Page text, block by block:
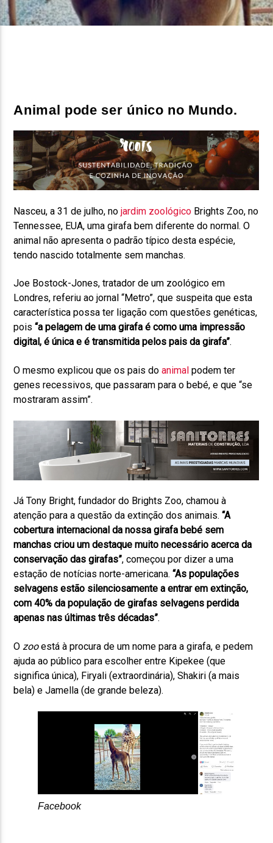
FAIXA ATUAL
ON FM
Animal pode ser único no Mundo.
Nasceu, a 31 de julho, nojardim zoológico Brights Zoo, no
Tennessee, EUA, uma girafa bem diferente do normal. O
animal não apresenta o padrão típico desta espécie,
tendo nascido totalmente sem manchas.
Joe Bostock-Jones, tratador de um zoológico em
Londres, referiu ao jornal “Metro”, que suspeita que esta
característica possa ter ligação com questões genéticas,
pois“a pelagem de uma girafa é como uma impressão
digital, é única e é transmitida pelos pais da girafa”.
O mesmo explicou que os pais doanimalpodem ter
genes recessivos, que passaram para o bebé, e que “se
mostraram assim”.
Já Tony Bright, fundador do Brights Zoo, chamou à
atenção para a questão da extinção dos animais.“A
cobertura internacional da nossa girafa bebé sem
manchas criou um destaque muito necessário acerca da
conservação das girafas”, começou por dizer a uma
estação de notícias norte-americana.“As populações
selvagens estão silenciosamente a entrar em extinção,
com 40% da população de girafas selvagens perdida
apenas nas últimas três décadas”.
O zooestá à procura de um nome para a girafa, e pedem
ajuda ao público para escolher entre Kipekee (que
significa única), Firyali (extraordinária), Shakiri (a mais
bela) e Jamella (de grande beleza).
Facebook